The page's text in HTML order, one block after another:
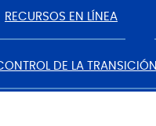
RECURSOS EN LÍNEA
DE LA TRANSICIÓN